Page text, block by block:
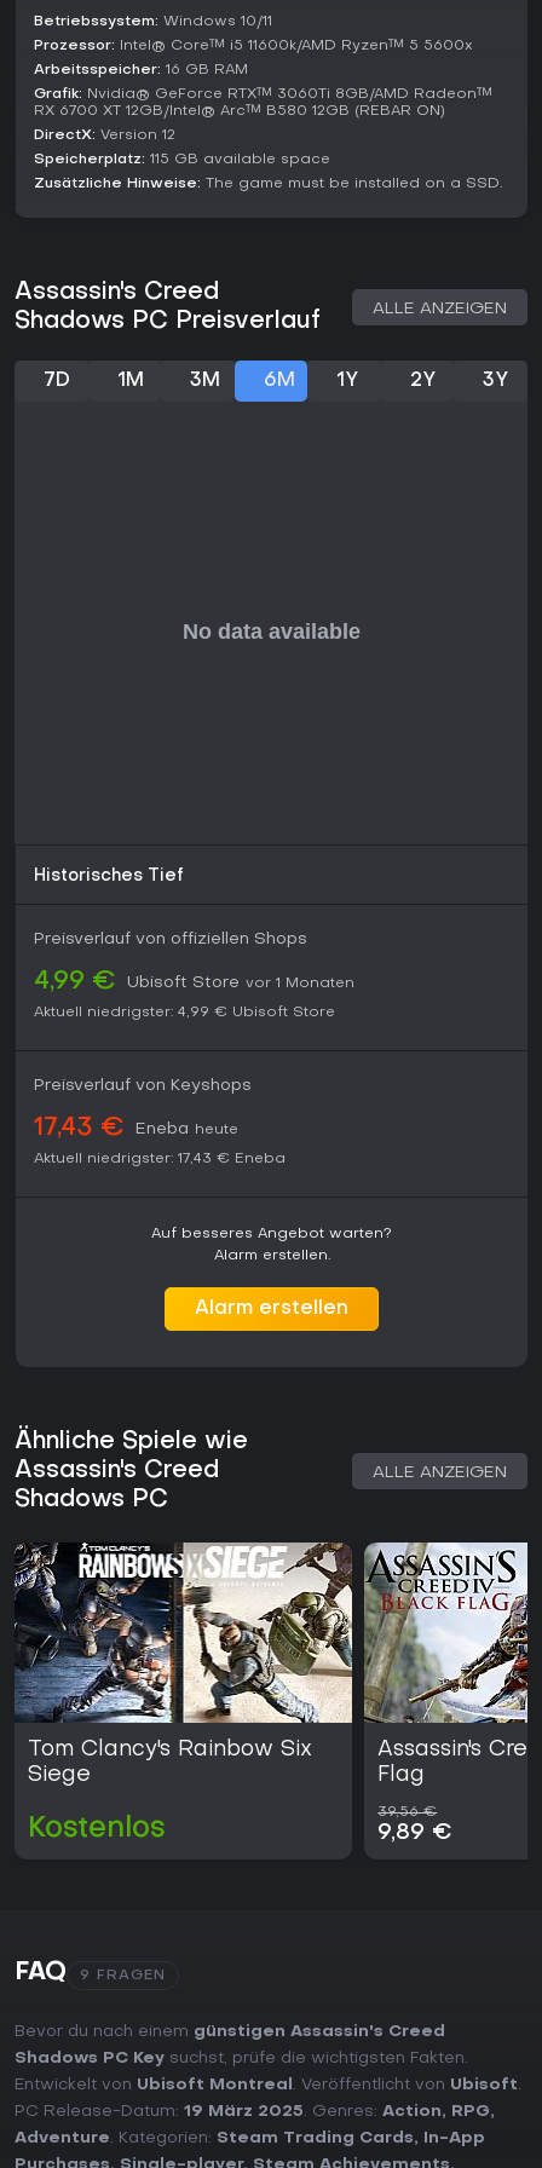
Betriebssystem: Windows 10/11
Prozessor: Intel® Core™ i5 11600k/AMD Ryzen™ 5 5600x
Arbeitsspeicher: 16 GB RAM
Grafik: Nvidia® GeForce RTX™ 3060Ti 8GB/AMD Radeon™
RX 6700 XT 12GB/Intel® Arc™ B580 12GB (REBAR ON)
DirectX: Version 12
Speicherplatz: 115 GB available space
Zusätzliche Hinweise: The game must be installed on a SSD.
Assassin's Creed
Shadows PC Preisverlauf
ALLE ANZEIGEN
7D 1M 3M 6M 1Y 2Y 3Y
Historisches Tief
Preisverlauf von offiziellen Shops
4,99 € Ubisoft Store vor 1 Monaten
Aktuell niedrigster: 4,99 € Ubisoft Store
Preisverlauf von Keyshops
17,43 € Eneba
heute
Aktuell niedrigster: 17,43 € Eneba
Auf besseres Angebot warten?
Alarm erstellen.
Alarm erstellen
Ähnliche Spiele wie
Assassin's Creed
Shadows PC
ALLE ANZEIGEN
Tom Clancy's Rainbow Six
Siege
Kostenlos
Assassin's
Flag
39,56 €
9,89 €
FAQ 9 FRAGEN
Bevor du nach einem günstigen Assassin's Creed
Shadows PC Key suchst, prüfe die wichtigsten Fakten.
Entwickelt von Ubisoft Montreal . Veröffentlicht von Ubisoft.
PC Release-Datum: 19 März 2025. Genres: Action, RPG,
Adventure. Kategorien: Steam Trading Cards,
In-App